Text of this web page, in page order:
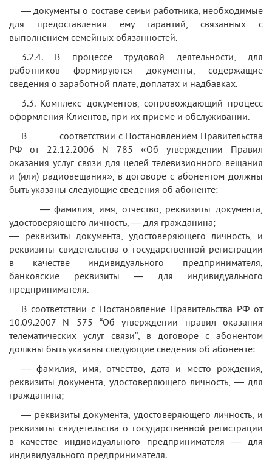
— документы о составе семьи работника, необходимые
для предоставления ему гарантий, связанных с
выполнением семейных обязанностей.
3.2.4. В процессе трудовой деятельности, для
работников формируются документы, содержащие
сведения о заработной плате, доплатах и надбавках.
3.3. Комплекс документов, сопровождающий процесс
оформления Клиентов, при их приеме и обслуживании.
В соответствии с Постановлением Правительства
РФ от 22.12.2006 N 785 «Об утверждении Правил
оказания услуг связи для целей телевизионного вещания
и (или) радиовещания», в договоре с абонентом должны
быть указаны следующие сведения об абоненте:
— фамилия, имя, отчество, реквизиты документа,
удостоверяющего личность, — для гражданина;
— реквизиты документа, удостоверяющего личность, и
реквизиты свидетельства о государственной регистрации
в качестве индивидуального предпринимателя,
банковские реквизиты — для индивидуального
предпринимателя.
В соответствии с Постановление Правительства РФ от
10.09.2007 N 575 “Об утверждении правил оказания
телематических услуг связи”, в договоре с абонентом
должны быть указаны следующие сведения об абоненте:
— фамилия, имя, отчество, дата и место рождения,
реквизиты документа, удостоверяющего личность, — для
гражданина;
— реквизиты документа, удостоверяющего личность, и
реквизиты свидетельства о государственной регистрации
в качестве индивидуального предпринимателя — для
индивидуального предпринимателя.